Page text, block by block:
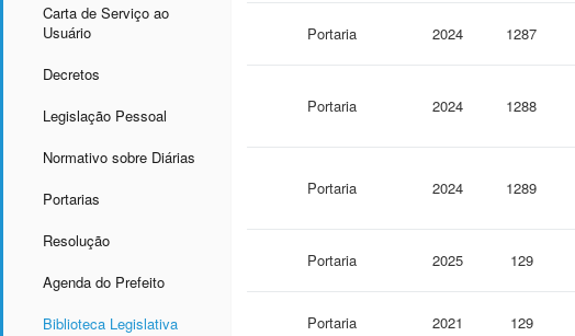
Carta de Serviço ao
Usuário
Decretos
Legislação Pessoal
Normativo sobre Diárias
Portarias
Resolução
Agenda do Prefeito
Biblioteca Legislativa
Portaria 2024 1287
Portaria 2024 1288
Portaria 2024 1289
Portaria 2025 129
Portaria 2021 129